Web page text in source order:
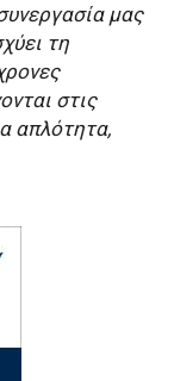
μας
τη
στις
απλότητα,